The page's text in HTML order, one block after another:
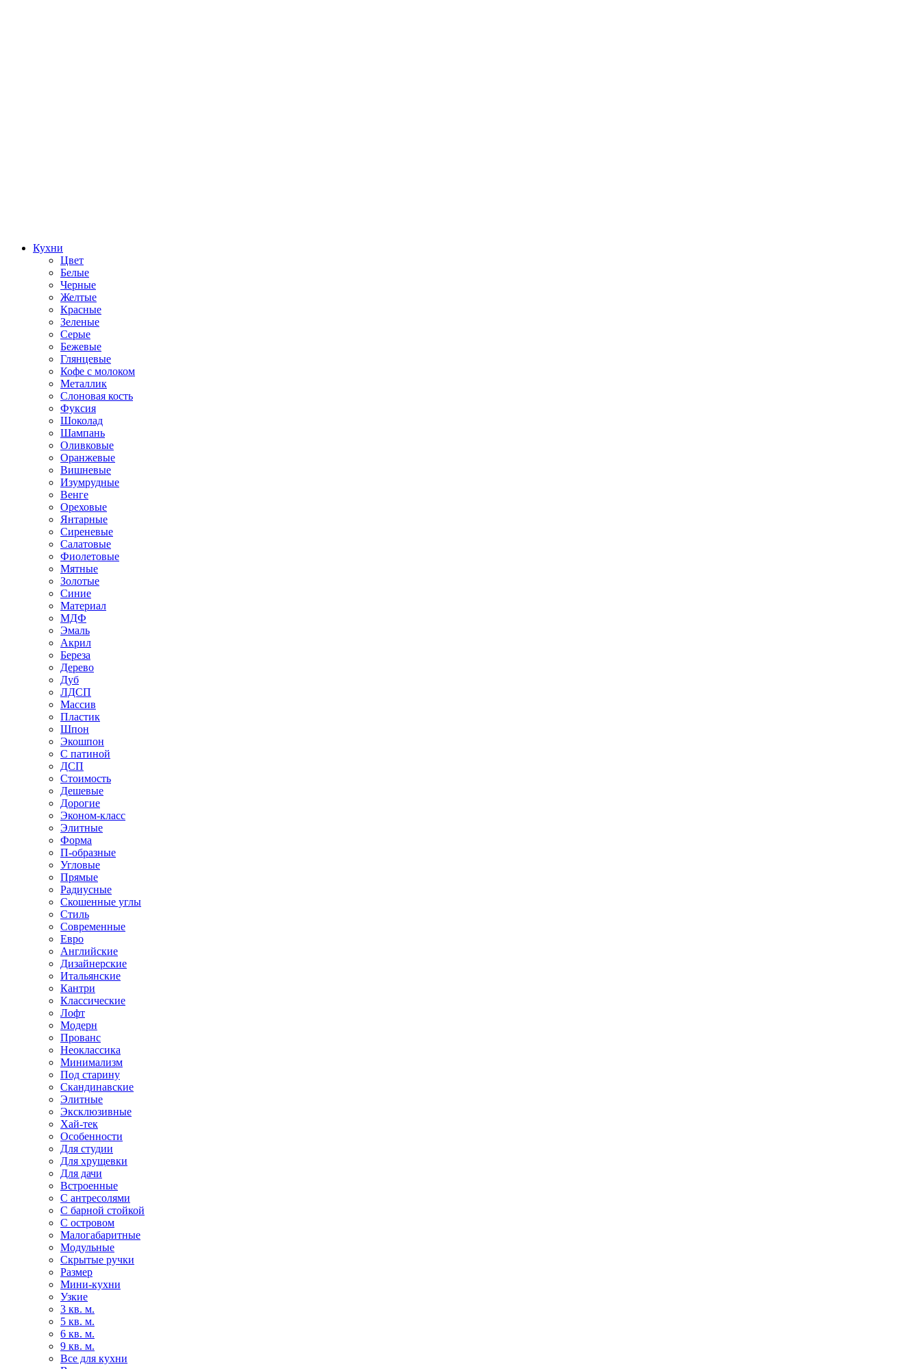
Кухни
Цвет
Белые
Черные
Желтые
Красные
Зеленые
Серые
Бежевые
Глянцевые
Кофе с молоком
Металлик
Слоновая кость
Фуксия
Шоколад
Шампань
Оливковые
Оранжевые
Вишневые
Изумрудные
Венге
Ореховые
Янтарные
Сиреневые
Салатовые
Фиолетовые
Мятные
Золотые
Синие
Материал
МДФ
Эмаль
Акрил
Береза
Дерево
Дуб
ЛДСП
Массив
Пластик
Шпон
Экошпон
С патиной
ДСП
Стоимость
Дешевые
Дорогие
Эконом-класс
Элитные
Форма
П-образные
Угловые
Прямые
Радиусные
Скошенные углы
Стиль
Современные
Евро
Английские
Дизайнерские
Итальянские
Кантри
Классические
Лофт
Модерн
Прованс
Неоклассика
Минимализм
Под старину
Скандинавские
Элитные
Эксклюзивные
Хай-тек
Особенности
Для студии
Для хрущевки
Для дачи
Встроенные
С антресолями
С барной стойкой
С островом
Малогабаритные
Модульные
Скрытые ручки
Размер
Мини-кухни
Узкие
3 кв. м.
5 кв. м.
6 кв. м.
9 кв. м.
Все для кухни